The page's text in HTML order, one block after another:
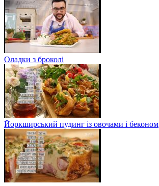
Оладки з броколі
Йоркширський пудинг із овочами і беконом